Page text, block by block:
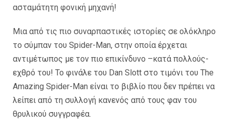
ασταμάτητη φονική μηχανή!
Μια από τις πιο συναρπαστικές ιστορίες σε ολόκληρο
το σύμπαν του Spider-Man, στην οποία έρχεται
αντιμέτωπος με τον πιο επικίνδυνο –κατά πολλούς-
εχθρό του! Το φινάλε του Dan Slott στο τιμόνι του The
Amazing Spider-Man είναι το βιβλίο που δεν πρέπει να
λείπει από τη συλλογή κανενός από τους φαν του
θρυλικού συγγραφέα.